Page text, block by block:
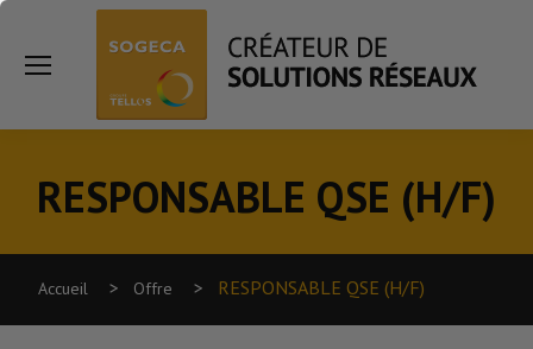
RESPONSABLE QSE (H/F)
Vous êtes ici :
Accueil Offre RESPONSABLE QSE (H/F)